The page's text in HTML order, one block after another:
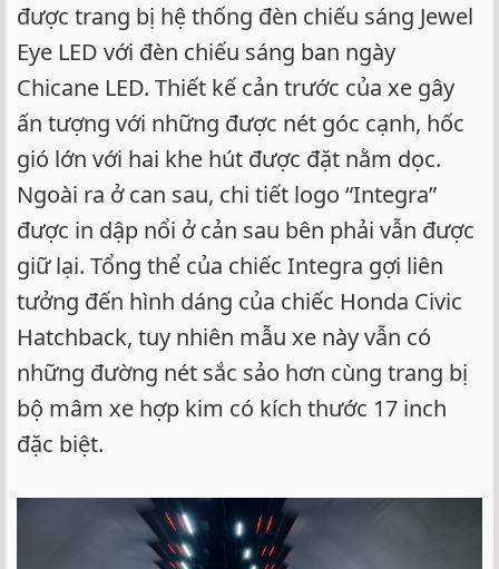
được trang bị hệ thống đèn chiếu sáng Jewel
Eye LED với đèn chiếu sáng ban ngày
Chicane LED. Thiết kế cản trước của xe gây
ấn tượng với những được nét góc cạnh, hốc
gió lớn với hai khe hút được đặt nằm dọc.
Ngoài ra ở can sau, chi tiết logo “Integra”
được in dập nổi ở cản sau bên phải vẫn được
giữ lại. Tổng thể của chiếc Integra gợi liên
tưởng đến hình dáng của chiếc Honda Civic
Hatchback, tuy nhiên mẫu xe này vẫn có
những đường nét sắc sảo hơn cùng trang bị
bộ mâm xe hợp kim có kích thước 17 inch
đặc biệt.